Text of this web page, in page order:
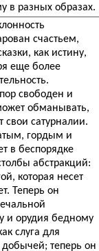
в разных образах.
счастьем,
как истину,
еще более
свободен и
обманывать,
свои сатурналии.
гордым и
в беспорядке
абстракций:
которая несет
Теперь он
и орудия бедному
слуга для
теперь он